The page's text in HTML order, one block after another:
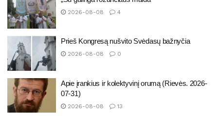
2026-08-08 4
Prieš Kongresą nušvito Svėdasų bažnyčia
2026-08-08 0
Apie įrankius ir kolektyvinį orumą (Rievės. 2026-
07-31)
2026-08-08 13